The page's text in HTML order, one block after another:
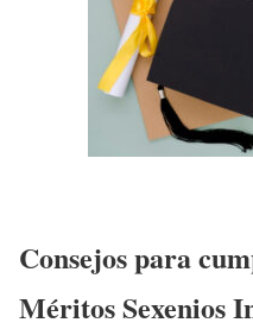
Consejos para
Méritos Sexenios